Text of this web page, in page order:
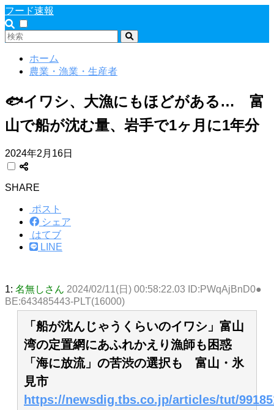
フード速報
ホーム
農業・漁業・生産者
🐟イワシ、大漁にもほどがある… 富
山で船が沈む量、岩手で1ヶ月に1年分
2024年2月16日
SHARE
ポスト
シェア
はてブ
LINE
1: 名無しさん 2024/02/11(日) 00:58:22.03 ID:PWqAjBnD0●
BE:643485443-PLT(16000)
「船が沈んじゃうくらいのイワシ」富山
湾の定置網にあふれかえり漁師も困惑
「海に放流」の苦渋の選択も 富山・氷
見市
https://newsdig.tbs.co.jp/articles/tut/